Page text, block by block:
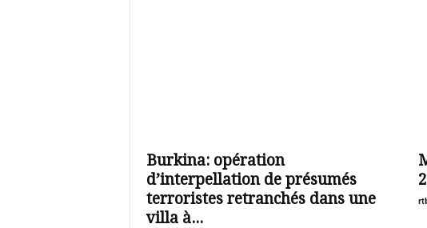
Burkina: opération
d’interpellation de présumés
terroristes retranchés dans une
villa à...